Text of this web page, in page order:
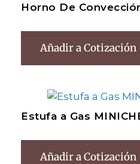
Horno De
Añadir a Cotización
Estufa a Gas
Añadir a Cotización